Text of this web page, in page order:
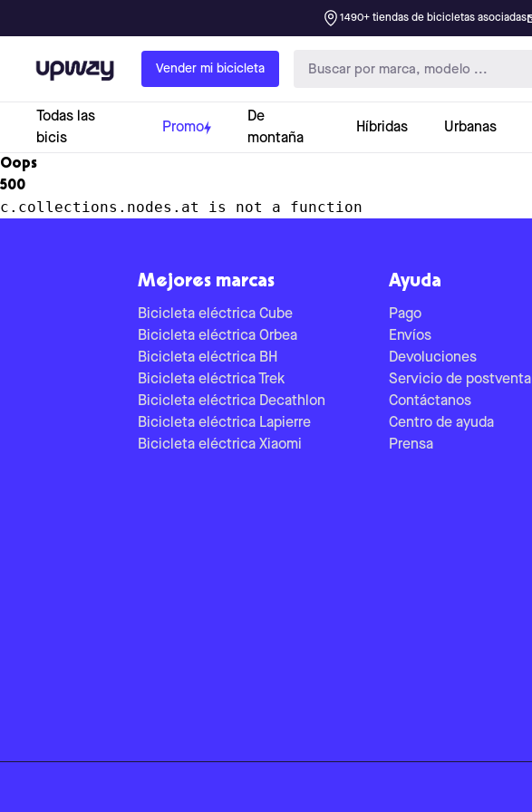
1490+ tiendas de bicicletas asociadas
Upway Vender mi bicicleta
Todas las
bicis
Promo
De
montaña
Híbridas Urbanas
Oops
500
c.collections.nodes.at is not a function
Mejores marcas
Bicicleta eléctrica Cube
Bicicleta eléctrica Orbea
Bicicleta eléctrica BH
Bicicleta eléctrica Trek
Bicicleta eléctrica Decathlon
Bicicleta eléctrica Lapierre
Bicicleta eléctrica Xiaomi
Ayuda
Pago
Envíos
Devoluciones
Servicio de postventa
Contáctanos
Centro de ayuda
Prensa